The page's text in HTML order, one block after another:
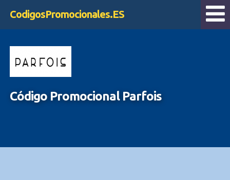
CodigosPromocionales.ES
Código Promocional Parfois